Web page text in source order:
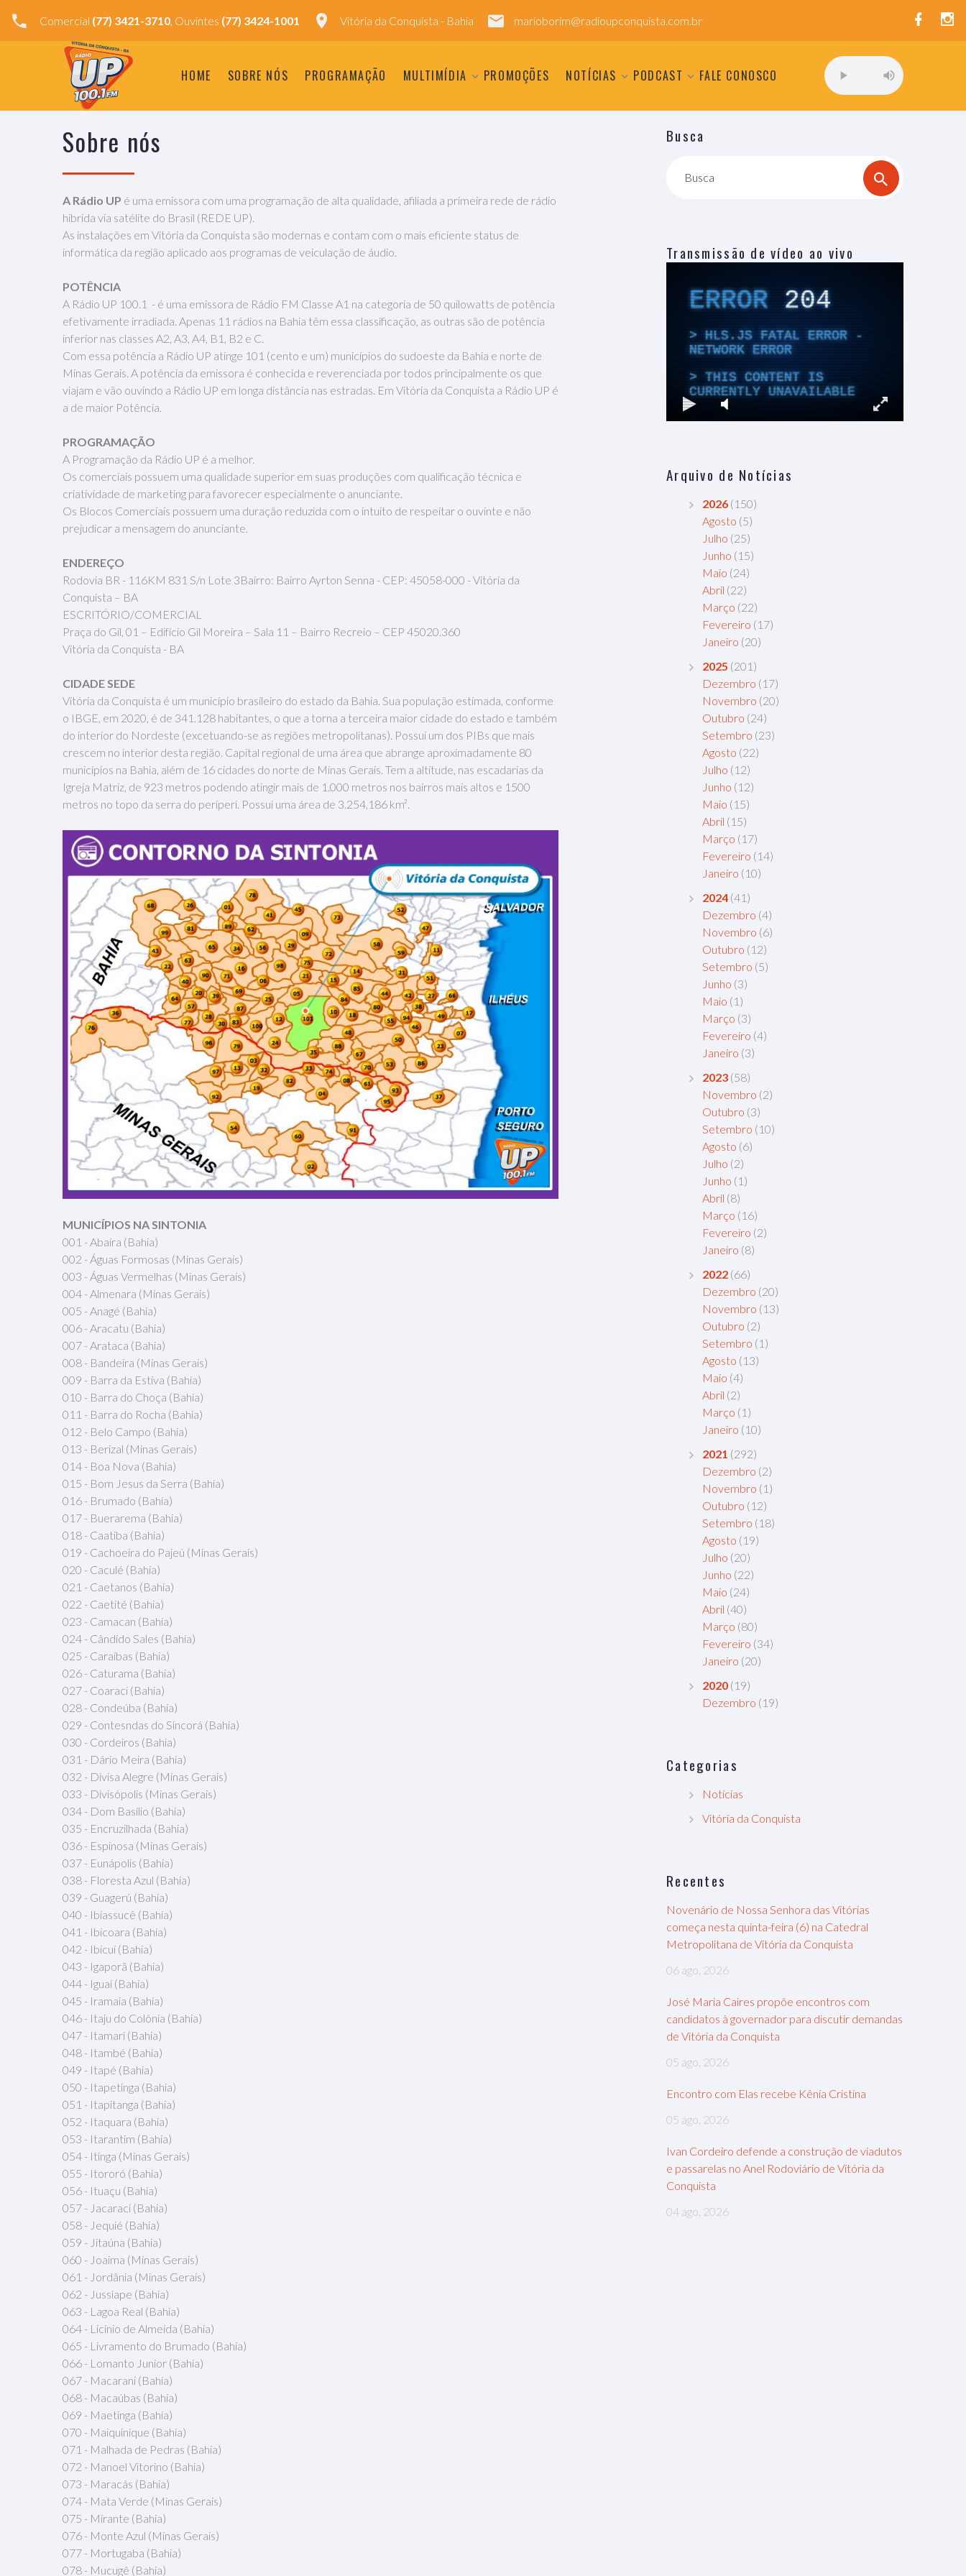
Comercial (77) 3421-3710, Ouvintes (77) 3424-1001 Vitória da Conquista - Bahia marioborim@radioupconquista.com.br
HOME SOBRE NÓS PROGRAMAÇÃO MULTIMÍDIA PROMOÇÕES NOTÍCIAS PODCAST FALE CONOSCO
Sobre nós
A Rádio UP é uma emissora com uma programação de alta qualidade, afiliada a primeira rede de rádio
hibrida via satélite do Brasil (REDE UP).
As instalações em Vitória da Conquista são modernas e contam com o mais eficiente status de
informática da região aplicado aos programas de veiculação de áudio.
POTÊNCIA
A Rádio UP 100.1 - é uma emissora de Rádio FM Classe A1 na categoria de 50 quilowatts de potência
efetivamente irradiada. Apenas 11 rádios na Bahia têm essa classificação, as outras são de potência
inferior nas classes A2, A3, A4, B1, B2 e C.
Com essa potência a Rádio UP atinge 101 (cento e um) municípios do sudoeste da Bahia e norte de
Minas Gerais. A potência da emissora é conhecida e reverenciada por todos principalmente os que
viajam e vão ouvindo a Rádio UP em longa distância nas estradas. Em Vitória da Conquista a Rádio UP é
a de maior Potência.
PROGRAMAÇÃO
A Programação da Rádio UP é a melhor.
Os comerciais possuem uma qualidade superior em suas produções com qualificação técnica e
criatividade de marketing para favorecer especialmente o anunciante.
Os Blocos Comerciais possuem uma duração reduzida com o intuito de respeitar o ouvinte e não
prejudicar a mensagem do anunciante.
ENDEREÇO
Rodovia BR - 116KM 831 S/n Lote 3Bairro: Bairro Ayrton Senna - CEP: 45058-000 - Vitória da
Conquista – BA
ESCRITÓRIO/COMERCIAL
Praça do Gil, 01 – Edifício Gil Moreira – Sala 11 – Bairro Recreio – CEP 45020.360
Vitória da Conquista - BA
CIDADE SEDE
Vitória da Conquista é um município brasileiro do estado da Bahia. Sua população estimada, conforme
o IBGE, em 2020, é de 341.128 habitantes, o que a torna a terceira maior cidade do estado e também
do interior do Nordeste (excetuando-se as regiões metropolitanas). Possui um dos PIBs que mais
crescem no interior desta região. Capital regional de uma área que abrange aproximadamente 80
municípios na Bahia, além de 16 cidades do norte de Minas Gerais. Tem a altitude, nas escadarias da
Igreja Matriz, de 923 metros podendo atingir mais de 1.000 metros nos bairros mais altos e 1500
metros no topo da serra do periperi. Possui uma área de 3.254,186 km².
MUNICÍPIOS NA SINTONIA
001 - Abaíra (Bahia)
002 - Águas Formosas (Minas Gerais)
003 - Águas Vermelhas (Minas Gerais)
004 - Almenara (Minas Gerais)
005 - Anagé (Bahia)
006 - Aracatu (Bahia)
007 - Arataca (Bahia)
008 - Bandeira (Minas Gerais)
009 - Barra da Estiva (Bahia)
010 - Barra do Choça (Bahia)
011 - Barra do Rocha (Bahia)
012 - Belo Campo (Bahia)
013 - Berizal (Minas Gerais)
014 - Boa Nova (Bahia)
015 - Bom Jesus da Serra (Bahia)
016 - Brumado (Bahia)
017 - Buerarema (Bahia)
018 - Caatiba (Bahia)
019 - Cachoeira do Pajeú (Minas Gerais)
020 - Caculé (Bahia)
021 - Caetanos (Bahia)
022 - Caetité (Bahia)
023 - Camacan (Bahia)
024 - Cândido Sales (Bahia)
025 - Caraíbas (Bahia)
026 - Caturama (Bahia)
027 - Coaraci (Bahia)
028 - Condeúba (Bahia)
029 - Contesndas do Sincorá (Bahia)
030 - Cordeiros (Bahia)
031 - Dário Meira (Bahia)
032 - Divisa Alegre (Minas Gerais)
033 - Divisópolis (Minas Gerais)
034 - Dom Basílio (Bahia)
035 - Encruzilhada (Bahia)
036 - Espinosa (Minas Gerais)
037 - Eunápolis (Bahia)
038 - Floresta Azul (Bahia)
039 - Guagerú (Bahia)
040 - Ibiassucê (Bahia)
041 - Ibicoara (Bahia)
042 - Ibicuí (Bahia)
043 - Igaporã (Bahia)
044 - Iguaí (Bahia)
045 - Iramaia (Bahia)
046 - Itaju do Colônia (Bahia)
047 - Itamari (Bahia)
048 - Itambé (Bahia)
049 - Itapé (Bahia)
050 - Itapetinga (Bahia)
051 - Itapitanga (Bahia)
052 - Itaquara (Bahia)
053 - Itarantim (Bahia)
054 - Itinga (Minas Gerais)
055 - Itororó (Bahia)
056 - Ituaçu (Bahia)
057 - Jacaraci (Bahia)
058 - Jequié (Bahia)
059 - Jitaúna (Bahia)
060 - Joaima (Minas Gerais)
061 - Jordânia (Minas Gerais)
062 - Jussiape (Bahia)
063 - Lagoa Real (Bahia)
064 - Licínio de Almeida (Bahia)
065 - Livramento do Brumado (Bahia)
066 - Lomanto Junior (Bahia)
067 - Macarani (Bahia)
068 - Macaúbas (Bahia)
069 - Maetinga (Bahia)
070 - Maiquinique (Bahia)
071 - Malhada de Pedras (Bahia)
072 - Manoel Vitorino (Bahia)
073 - Maracás (Bahia)
074 - Mata Verde (Minas Gerais)
075 - Mirante (Bahia)
076 - Monte Azul (Minas Gerais)
077 - Mortugaba (Bahia)
078 - Mucugê (Bahia)
Busca
Busca
Transmissão de vídeo ao vivo
Arquivo de Notícias
2026 (150)
Agosto (5)
Julho (25)
Junho (15)
Maio (24)
Abril (22)
Março (22)
Fevereiro (17)
Janeiro (20)
2025 (201)
Dezembro (17)
Novembro (20)
Outubro (24)
Setembro (23)
Agosto (22)
Julho (12)
Junho (12)
Maio (15)
Abril (15)
Março (17)
Fevereiro (14)
Janeiro (10)
2024 (41)
Dezembro (4)
Novembro (6)
Outubro (12)
Setembro (5)
Junho (3)
Maio (1)
Março (3)
Fevereiro (4)
Janeiro (3)
2023 (58)
Novembro (2)
Outubro (3)
Setembro (10)
Agosto (6)
Julho (2)
Junho (1)
Abril (8)
Março (16)
Fevereiro (2)
Janeiro (8)
2022 (66)
Dezembro (20)
Novembro (13)
Outubro (2)
Setembro (1)
Agosto (13)
Maio (4)
Abril (2)
Março (1)
Janeiro (10)
2021 (292)
Dezembro (2)
Novembro (1)
Outubro (12)
Setembro (18)
Agosto (19)
Julho (20)
Junho (22)
Maio (24)
Abril (40)
Março (80)
Fevereiro (34)
Janeiro (20)
2020 (19)
Dezembro (19)
Categorias
Notícias
Vitória da Conquista
Recentes
Novenário de Nossa Senhora das Vitórias
começa nesta quinta-feira (6) na Catedral
Metropolitana de Vitória da Conquista
06 ago, 2026
José Maria Caires propõe encontros com
candidatos à governador para discutir demandas
de Vitória da Conquista
05 ago, 2026
Encontro com Elas recebe Kênia Cristina
05 ago, 2026
Ivan Cordeiro defende a construção de viadutos
e passarelas no Anel Rodoviário de Vitória da
Conquista
04 ago, 2026